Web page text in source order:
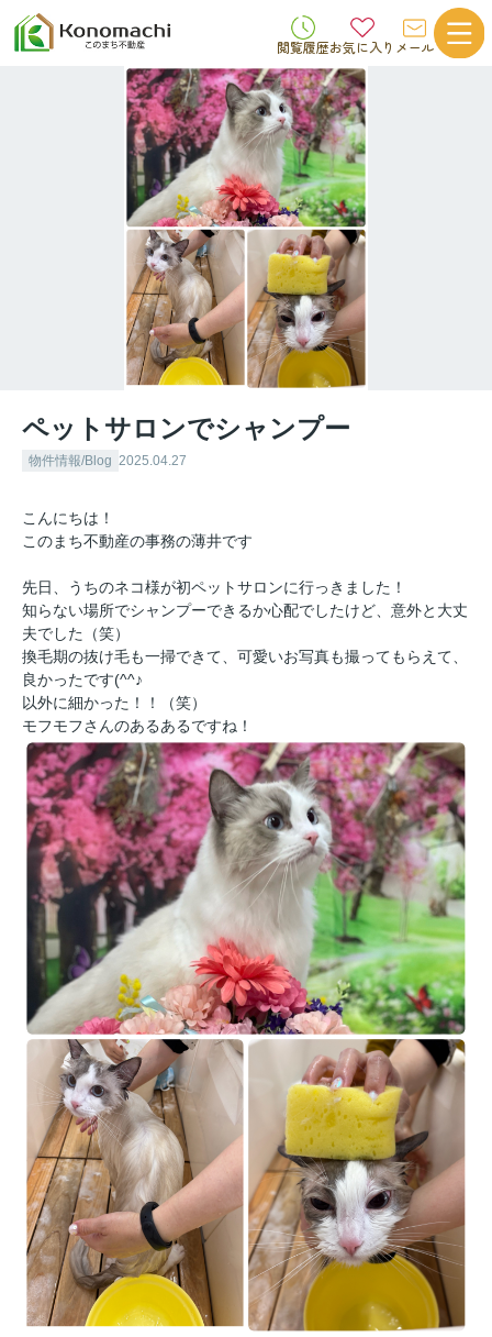
閲覧履歴お気に入り メール
ペットサロンでシャンプー
物件情報/Blog 2025.04.27
こんにちは！
このまち不動産の事務の薄井です
先日、うちのネコ様が初ペットサロンに行っきました！
知らない場所でシャンプーできるか心配でしたけど、意外と大丈
夫でした（笑）
換毛期の抜け毛も一掃できて、可愛いお写真も撮ってもらえて、
良かったです(^^♪
以外に細かった！！（笑）
モフモフさんのあるあるですね！